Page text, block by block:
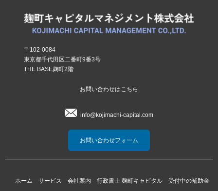
〒102-0084
東京都千代田区二番町9番3号
THE BASE麹町2階
お問い合わせはこちら
info@kojimachi-capital.com
お問い合わせフォーム
ホーム サービス 会社案内 行政書士 麹町キャピタル 受付中の補助金